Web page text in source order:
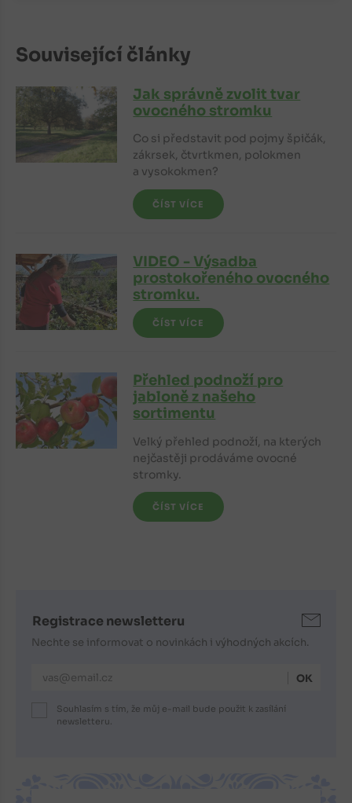
Související články
Jak správně zvolit tvar
ovocného stromku
Co si představit pod pojmy špičák,
zákrsek, čtvrtkmen, polokmen
a vysokokmen?
ČÍST VÍCE
VIDEO - Výsadba
prostokořeného ovocného
stromku.
ČÍST VÍCE
Přehled podnoží pro
jabloně z našeho
sortimentu
Velký přehled podnoží, na kterých
nejčastěji prodáváme ovocné
stromky.
ČÍST VÍCE
Registrace newsletteru
Nechte se informovat o novinkách i výhodných akcích.
E-mailová adresa
Souhlasím s tím, že můj e-mail bude použit k zasílání
newsletteru.